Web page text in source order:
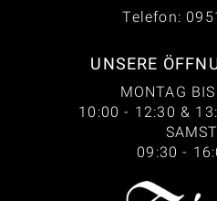
Telefon:
UNSERE
MONTAG
10:00 - 12:30 &
09:30 -